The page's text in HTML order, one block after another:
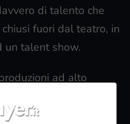
di talento che
fuori dal teatro, in
un talent show.
ad alto
di essere poco
the same